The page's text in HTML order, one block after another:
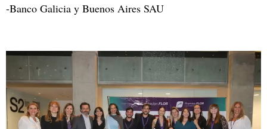
-Banco Galicia y Buenos Aires SAU